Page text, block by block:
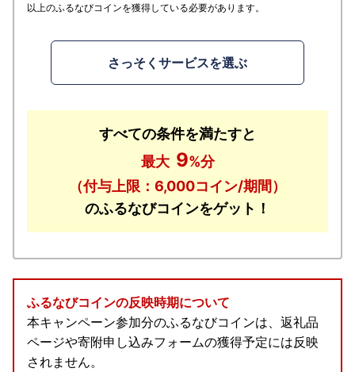
以上のふるなびコインを獲得している必要があります。
さっそくサービスを選ぶ
すべての条件を満たすと
最大 9%分
（付与上限：6,000コイン/期間）
のふるなびコインをゲット！
ふるなびコインの反映時期について
本キャンペーン参加分のふるなびコインは、返礼品
ページや寄附申し込みフォームの獲得予定には反映
されません。